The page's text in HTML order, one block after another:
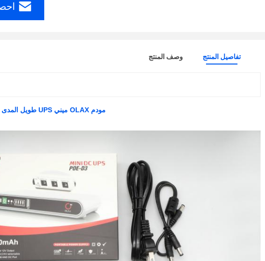
تفاصيل المنتج وصف المنتج
مودم OLAX ميني UPS طويل المدى 4G LTE لاسلكي واي فاي 4G راوتر CPE مع فتحة بطاقة SIM